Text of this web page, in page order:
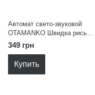
Автомат свето-звуковой
OTAMANKO Швидка рись
OTAMANKO 532.03.84
349 грн
Купить